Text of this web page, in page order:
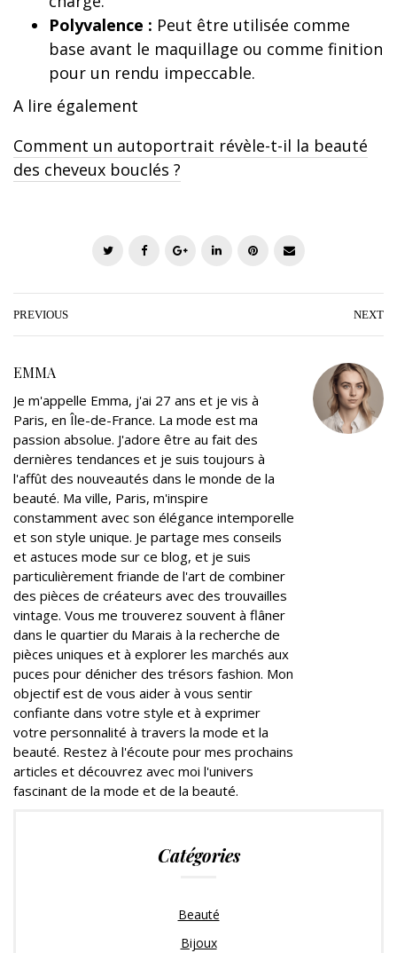
Polyvalence : Peut être utilisée comme
base avant le maquillage ou comme finition
pour un rendu impeccable.
A lire également
Comment un autoportrait révèle-t-il la beauté
des cheveux bouclés ?
i
t
c
b
k
o
l
n
e
n
n
e
a
l
PREVIOUS NEXT
EMMA
Je m'appelle Emma, j'ai 27 ans et je vis à
Paris, en Île-de-France. La mode est ma
passion absolue. J'adore être au fait des
dernières tendances et je suis toujours à
l'affût des nouveautés dans le monde de la
beauté. Ma ville, Paris, m'inspire
constamment avec son élégance intemporelle
et son style unique. Je partage mes conseils
et astuces mode sur ce blog, et je suis
particulièrement friande de l'art de combiner
des pièces de créateurs avec des trouvailles
vintage. Vous me trouverez souvent à flâner
dans le quartier du Marais à la recherche de
pièces uniques et à explorer les marchés aux
puces pour dénicher des trésors fashion. Mon
objectif est de vous aider à vous sentir
confiante dans votre style et à exprimer
votre personnalité à travers la mode et la
beauté. Restez à l'écoute pour mes prochains
articles et découvrez avec moi l'univers
fascinant de la mode et de la beauté.
Catégories
Beauté
Bijoux